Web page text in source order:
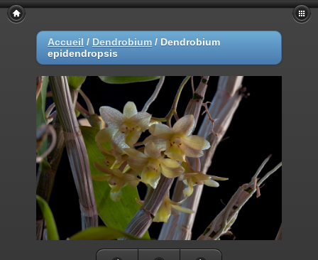
Accueil / Dendrobium / Dendrobium
epidendropsis